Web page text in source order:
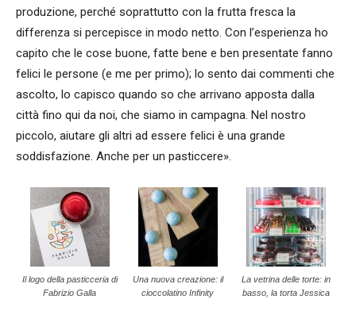
produzione, perché soprattutto con la frutta fresca la
differenza si percepisce in modo netto. Con l’esperienza ho
capito che le cose buone, fatte bene e ben presentate fanno
felici le persone (e me per primo); lo sento dai commenti che
ascolto, lo capisco quando so che arrivano apposta dalla
città fino qui da noi, che siamo in campagna. Nel nostro
piccolo, aiutare gli altri ad essere felici è una grande
soddisfazione. Anche per un pasticcere».
Il logo della pasticceria di
Fabrizio Galla
Una nuova creazione: il
cioccolatino Infinity
La vetrina delle torte: in
basso, la torta Jessica